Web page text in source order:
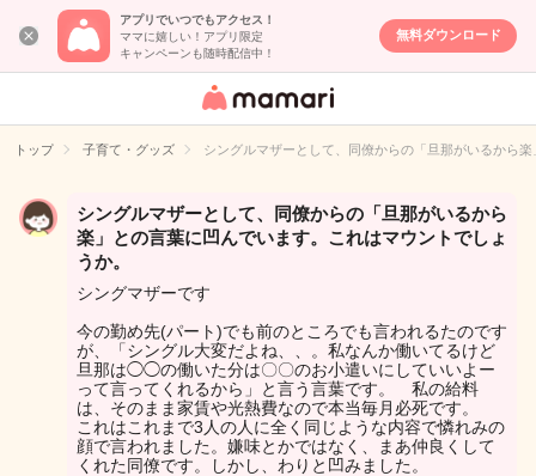
アプリでいつでもアクセス！
ママに嬉しい！アプリ限定
キャンペーンも随時配信中！
無料ダウンロード
女性専用匿名QA
イト
トップ 子育て・グッズ シングルマザーとして、同僚からの「旦那がいるから
シングルマザーとして、同僚からの「旦那がいるから
楽」との言葉に凹んでいます。これはマウントでしょ
うか。
シングマザーです
今の勤め先(パート)でも前のところでも言われるたのです
が、「シングル大変だよね、、。私なんか働いてるけど
旦那は◯◯の働いた分は〇〇のお小遣いにしていいよー
って言ってくれるから」と言う言葉です。 私の給料
は、そのまま家賃や光熱費なので本当毎月必死です。
これはこれまで3人の人に全く同じような内容で憐れみの
顔で言われました。嫌味とかではなく、まあ仲良くして
くれた同僚です。しかし、わりと凹みました。